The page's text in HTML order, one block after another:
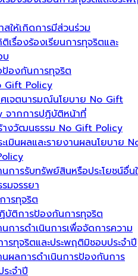
สให้เกิดการมีส่วนร่วม
เรื่องร้องเรียนการทุจริตและ
บ
ป้องกันการทุจริต
Gift Policy
ศเจตนารมณ์นโยบาย No Gift
จากการปฏิบัติหน้าที่
างวัฒนธรรม No Gift Policy
เมินผลและรายงานผลนโยบาย
การรับทรัพย์สินหรือประโยชน์อื่น
มจรรยา
ารทุจริต
บัติการป้องกันการทุจริต
การดำเนินการเพื่อจัดการความ
รทุจริตและประพฤติมิชอบประจำปี
นผลการดำเนินการป้องกันการ
ะจำปี